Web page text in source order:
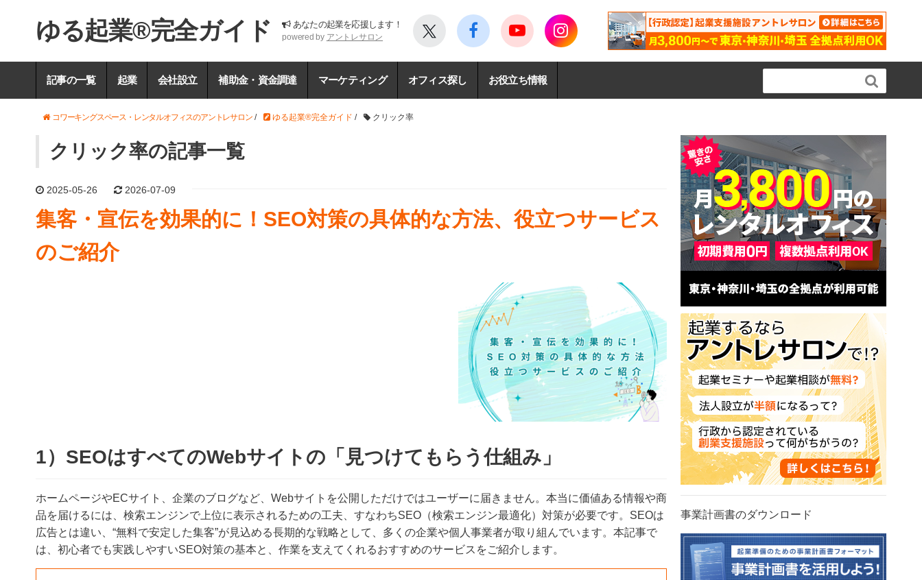
ゆる起業®完全ガイド あなたの起業を応援します！
powered by アントレサロン
記事の一覧 起業 会社設立 補助金・資金調達 マーケティング オフィス探し お役立ち情報 
コワーキングスペース・レンタルオフィスのアントレサロン/ ゆる起業®完全ガイド / クリック率
クリック率の記事一覧
2025-05-26 2026-07-09
集客・宣伝を効果的に！SEO対策の具体的な方法、役立つサービス
のご紹介
1）SEOはすべてのWebサイトの「見つけてもらう仕組み」
ホームページやECサイト、企業のブログなど、Webサイトを公開しただけではユーザーに届きません。本当に価値ある情報や商
品を届けるには、検索エンジンで上位に表示されるための工夫、すなわちSEO（検索エンジン最適化）対策が必要です。SEOは
広告とは違い、“無料で安定した集客”が見込める長期的な戦略として、多くの企業や個人事業者が取り組んでいます。本記事で
は、初心者でも実践しやすいSEO対策の基本と、作業を支えてくれるおすすめのサービスをご紹介します。
事業計画書のダウンロード